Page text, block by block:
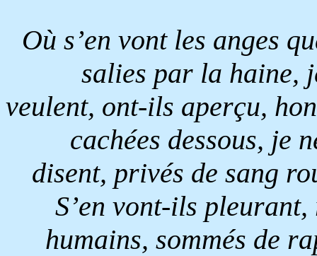
Où s’en vont les anges
salies par la haine,
veulent, ont-ils aperçu,
cachées dessous, je
disent, privés de sang
S’en vont-ils
humains, sommés de